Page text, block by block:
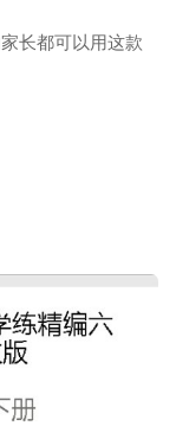
长都可以用这款